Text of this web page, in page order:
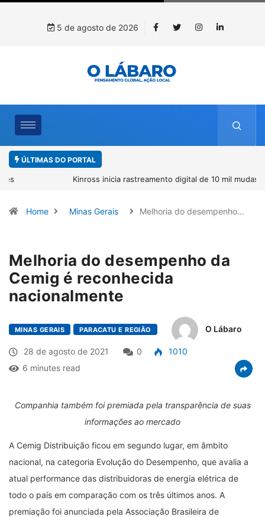
5 de agosto de 2026
ÚLTIMAS DO PORTAL
Kinross inicia rastreamento digital de 10 mil mudas usadas na
Home Minas Gerais Melhoria do desempenho…
Melhoria do desempenho da
Cemig é reconhecida
nacionalmente
MINAS GERAIS PARACATU E REGIÃO O Lábaro
28 de agosto de 2021 0
1010
6 minutes read
Companhia também foi premiada pela transparência de suas
informações ao mercado
A Cemig Distribuição ficou em segundo lugar, em âmbito
nacional, na categoria Evolução do Desempenho, que avalia a
atual performance das distribuidoras de energia elétrica de
todo o país em comparação com os três últimos anos. A
premiação foi anunciada pela Associação Brasileira de